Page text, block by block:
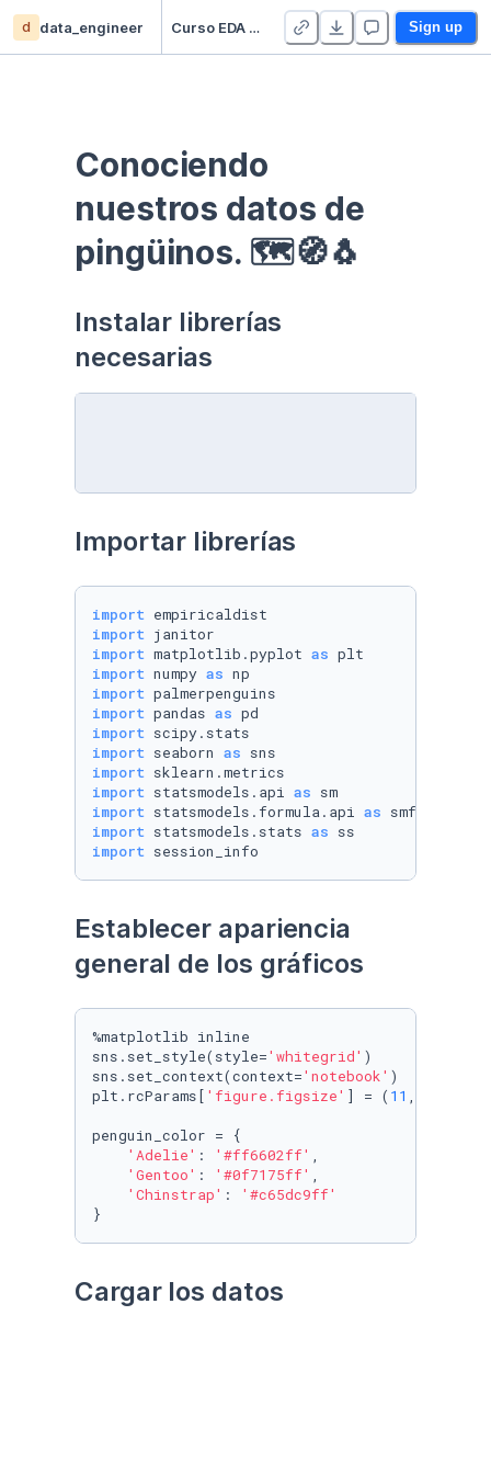
d data_engineer Curso EDA - Communication - Duplicate Sign up
Conociendo
nuestros datos de
pingüinos. 🗺🧭🐧
Instalar librerías
necesarias
Importar librerías
import
import
import matplotlib.pyplot as
import numpy as
import
import pandas as
import
import seaborn as
import
import statsmodels.api as
import statsmodels.formula.api as
import statsmodels.stats as
import session_info
Establecer apariencia
general de los gráficos
%matplotlib inline
sns.set_style(style='whitegrid' )
sns.set_context(context='notebook' )
plt.rcParams[ 'figure.figsize' ] = ( 11 ,
penguin_color = {
'Adelie' : '#ff6602ff' ,
'Gentoo' : '#0f7175ff' ,
'Chinstrap' :
'#c65dc9ff'
}
Cargar los datos